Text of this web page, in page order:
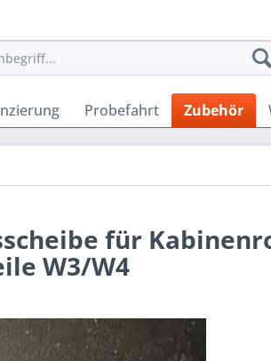
Probefahrt Zubehör
für
W3/W4